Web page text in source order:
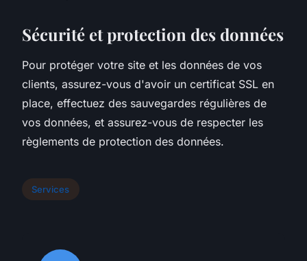
Sécurité et protection des données
Pour protéger votre site et les données de vos
clients, assurez-vous d'avoir un certificat SSL en
place, effectuez des sauvegardes régulières de
vos données, et assurez-vous de respecter les
règlements de protection des données.
Services